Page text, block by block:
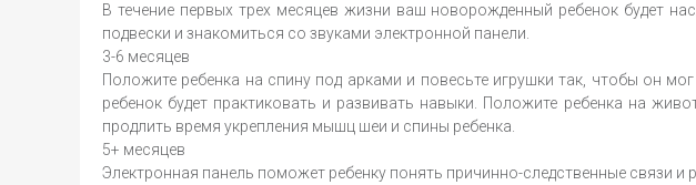
В течение первых трех месяцев жизни ваш новорожденный ребенок будет
подвески и знакомиться со звуками электронной панели.
3-6 месяцев
Положите ребенка на спину под арками и повесьте игрушки так, чтобы он
ребенок будет практиковать и развивать навыки. Положите ребенка на
продлить время укрепления мышц шеи и спины ребенка.
5+ месяцев
Электронная панель поможет ребенку понять причинно-следственные связи и